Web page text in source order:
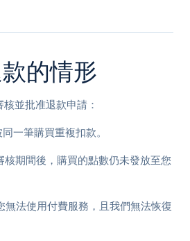
的情形
並批准退款申請：
一筆購買重複扣款。
期間後，購買的點數仍未發放至您
無法使用付費服務，且我們無法恢復